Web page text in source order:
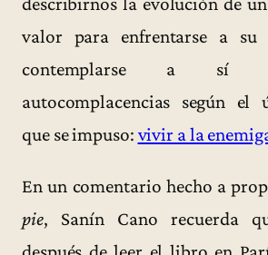
valor para enfrentarse a
contemplarse a sí
autocomplacencias según el
que se impuso: vivir a la
En un comentario hecho a
pie, Sanín Cano recuerda